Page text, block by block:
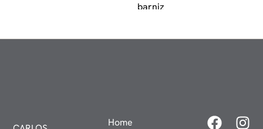
barniz
10 cm
2023
sobre
Home